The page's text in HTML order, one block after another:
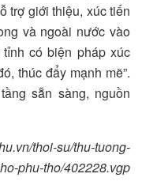
trợ giới thiệu, xúc tiến
và ngoài nước vào
có biện pháp xúc
thúc đẩy mạnh mẽ”.
sẵn sàng, nguồn
thoi-su/thu-tuong-
phu-tho/402228.vgp